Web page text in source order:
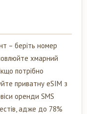
– беріть номер
хмарний
потрібно
приватну eSIM з
оренди SMS
адже до 78%